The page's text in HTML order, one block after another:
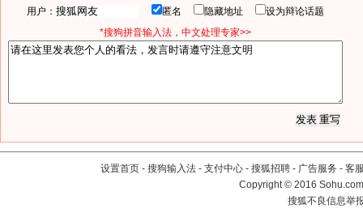
用户： 匿名 隐藏地址
设为辩论话题
*搜狗拼音输入法，中文处理专家>>
设置首页 - 搜狗输入法 - 支付中心 - 搜狐招聘 - 广告服务 - 客
Copyright©2016
搜狐不良信息举